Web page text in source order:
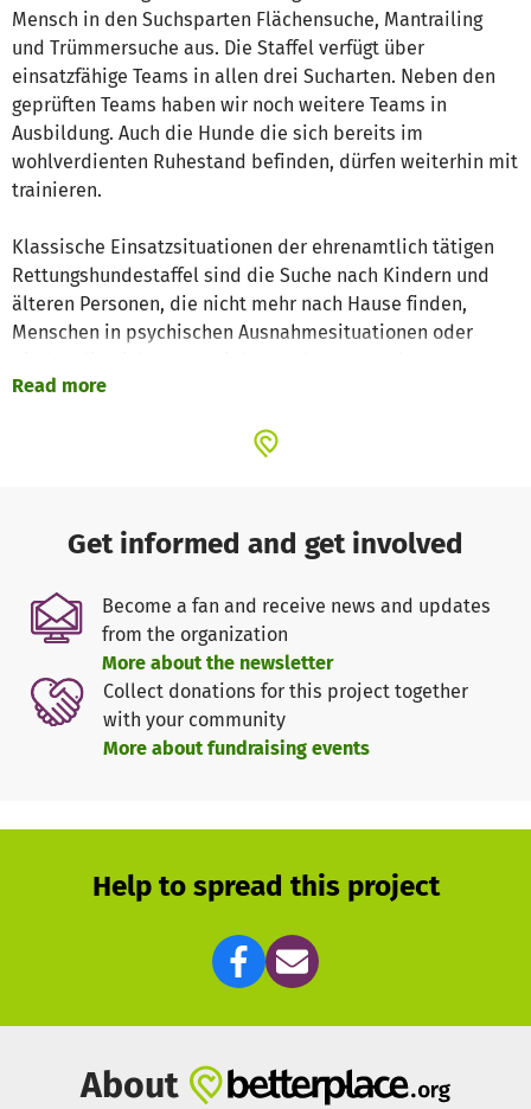
Mensch in den Suchsparten Flächensuche, Mantrailing
und Trümmersuche aus. Die Staffel verfügt über
einsatzfähige Teams in allen drei Sucharten. Neben den
geprüften Teams haben wir noch weitere Teams in
Ausbildung. Auch die Hunde die sich bereits im
wohlverdienten Ruhestand befinden, dürfen weiterhin mit
trainieren.
Klassische Einsatzsituationen der ehrenamtlich tätigen
Rettungshundestaffel sind die Suche nach Kindern und
älteren Personen, die nicht mehr nach Hause finden,
Menschen in psychischen Ausnahmesituationen oder
sind. Bei der Suche im Wald oder auf freien Flächen
Suche nach Menschen in der Stadt sogenannte Mantrailer
Bis Hunde fit für den Einsatz sind, dauert es zwei bis drei
Jahre. Doch auch die Hundeführer werden intensiv
geschult: Neben Erster Hilfe am Menschen und am Hund
sowie Sanitätshelferausbildung umfasst das Training der
Hundeführer fachspezifisches Wissen um Kynologie,
Einsatztaktik, Orientierung im Gelände und Sprechfunk.
Am Ende kommen inklusive Trainingseinheiten viele
Stunden ehrenamtlicher Arbeit zusammen. Die Polizei
Viele der Helfer und Helferinnen gehen nach absolvierter
Suche nur ein paar Stunden schlafen – und dann ihrer
hauptberuflichen Tätigkeit nach.
Die Motivation für ihren Einsatz schöpfen die Mitglieder
Gesellschaft leisten möchten.
Read more
Get informed and get involved
Become a fan and receive news and updates
from the organization
More about the newsletter
Collect donations for this project together
with your community
More about fundraising events
Help to spread this project
About